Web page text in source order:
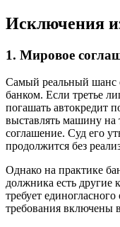
Исключения
1. Мировое
Самый реальный шанс
банком. Если третье
погашать автокредит
выставлять машину
соглашение. Суд его
продолжится без
Однако на практике
должника есть другие
требует
требования включены